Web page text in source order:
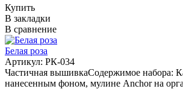
Купить
В закладки
В сравнение
Белая роза
Артикул: РК-034
Частичная вышивкаСодержимое набора:
нанесенным фоном, мулине Anchor на